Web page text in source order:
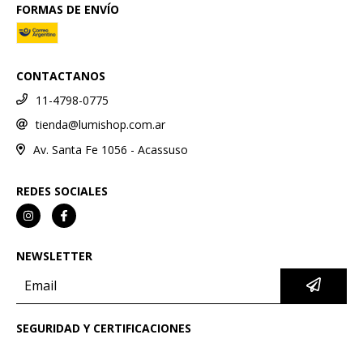
FORMAS DE ENVÍO
CONTACTANOS
11-4798-0775
tienda@lumishop.com.ar
Av. Santa Fe 1056 - Acassuso
REDES SOCIALES
NEWSLETTER
SEGURIDAD Y CERTIFICACIONES